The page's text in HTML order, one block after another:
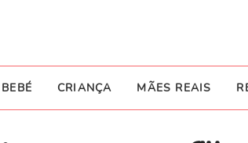
BEBÉ CRIANÇA MÃES REAIS